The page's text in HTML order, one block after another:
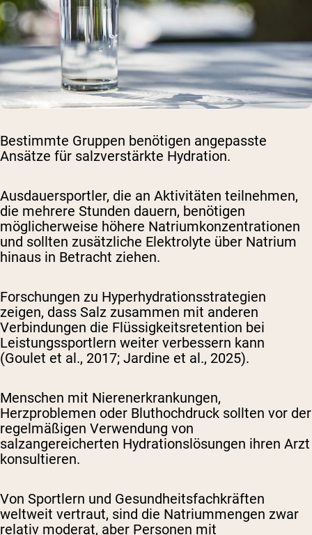
Bestimmte Gruppen benötigen angepasste
Ansätze für salzverstärkte Hydration.
Ausdauersportler, die an Aktivitäten teilnehmen,
die mehrere Stunden dauern, benötigen
möglicherweise höhere Natriumkonzentrationen
und sollten zusätzliche Elektrolyte über Natrium
hinaus in Betracht ziehen.
Forschungen zu Hyperhydrationsstrategien
zeigen, dass Salz zusammen mit anderen
Verbindungen die Flüssigkeitsretention bei
Leistungssportlern weiter verbessern kann
(Goulet et al., 2017; Jardine et al., 2025).
Menschen mit Nierenerkrankungen,
Herzproblemen oder Bluthochdruck sollten vor der
regelmäßigen Verwendung von
salzangereicherten Hydrationslösungen ihren Arzt
konsultieren.
Von Sportlern und Gesundheitsfachkräften
weltweit vertraut, sind die Natriummengen zwar
relativ moderat, aber Personen mit